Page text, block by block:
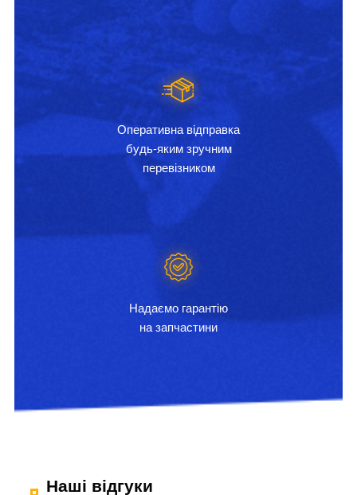
Оперативна відправка
будь-яким зручним
перевізником
Надаємо гарантію
на запчастини
Наші відгуки